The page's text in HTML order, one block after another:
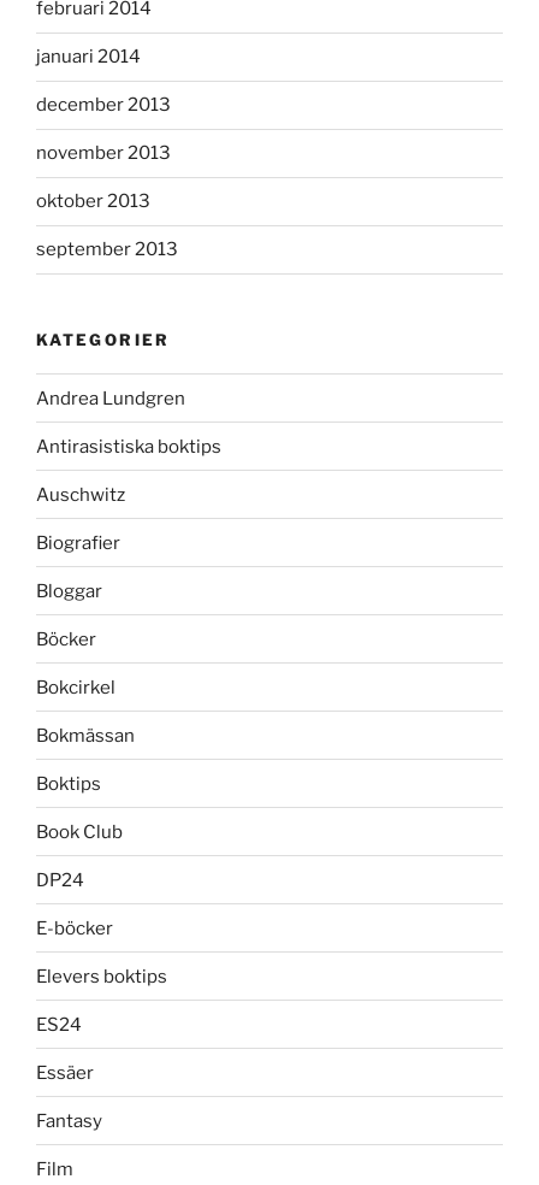
februari 2014
januari 2014
december 2013
november 2013
oktober 2013
september 2013
KATEGORIER
Andrea Lundgren
Antirasistiska boktips
Auschwitz
Biografier
Bloggar
Böcker
Bokcirkel
Bokmässan
Boktips
Book Club
DP24
E-böcker
Elevers boktips
ES24
Essäer
Fantasy
Film